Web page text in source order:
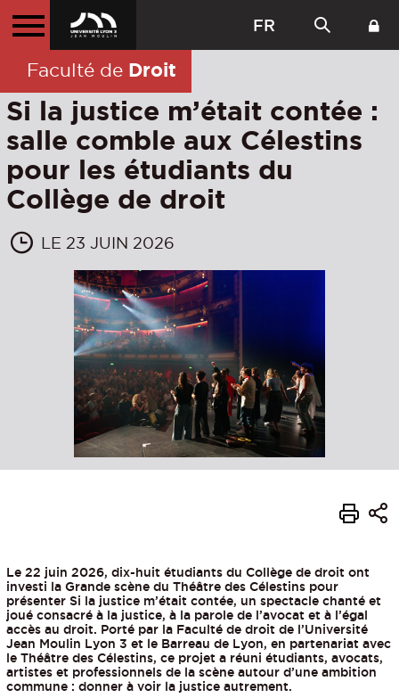
FR
Faculté de Droit
Si la justice m’était contée :
salle comble aux Célestins
pour les étudiants du
Collège de droit
LE 23 JUIN 2026
Le 22 juin 2026, dix-huit étudiants du Collège de droit ont
investi la Grande scène du Théâtre des Célestins pour
présenter Si la justice m’était contée, un spectacle chanté et
joué consacré à la justice, à la parole de l’avocat et à l’égal
accès au droit. Porté par la Faculté de droit de l’Université
Jean Moulin Lyon 3 et le Barreau de Lyon, en partenariat avec
le Théâtre des Célestins, ce projet a réuni étudiants, avocats,
artistes et professionnels de la scène autour d’une ambition
commune : donner à voir la justice autrement.